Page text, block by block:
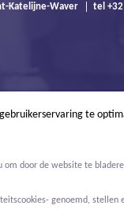
Katelijne-Waver tel
te
om door de website te
genoemd,